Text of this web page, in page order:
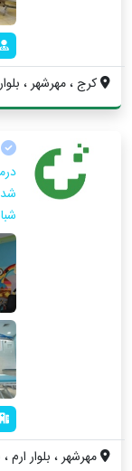
کرج ، مهرشهر ،
مهرشهر ، بلوار ارم ، بین